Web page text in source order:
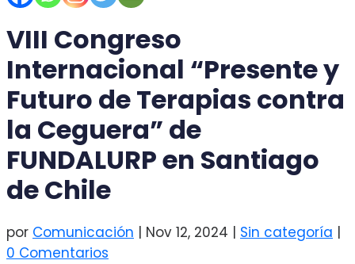
VIII Congreso
Internacional “Presente y
Futuro de Terapias contra
la Ceguera” de
FUNDALURP en Santiago
de Chile
por Comunicación Nov 12, 2024 Sin categoría
0 Comentarios